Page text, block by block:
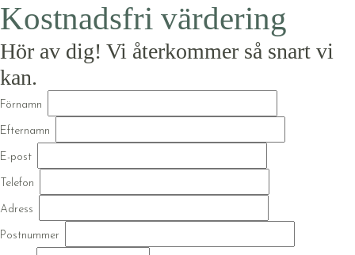
Kostnadsfri värdering
Hör av dig! Vi återkommer så snart vi
kan.
Förnamn
Efternamn
E-post
Telefon
Adress
Postnummer